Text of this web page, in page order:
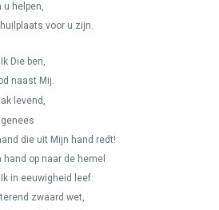
u helpen,
voor u zijn.
Die ben,
naast Mij.
levend,
genees
die uit Mijn hand redt!
hand op naar de hemel
in eeuwigheid leef:
zwaard wet,